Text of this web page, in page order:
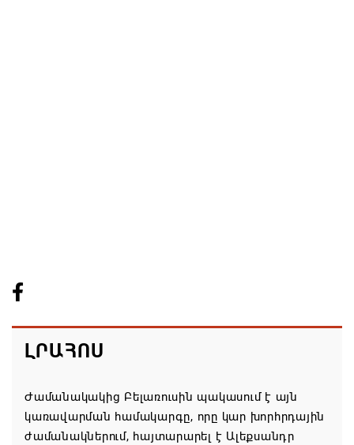
ԼՐԱՀՈՍ
Ժամանակակից Բելառուսին պակասում է այն
կառավարման համակարգը, որը կար խորհրդային
ժամանակներում, հայտարարել է Ալեքսանդր